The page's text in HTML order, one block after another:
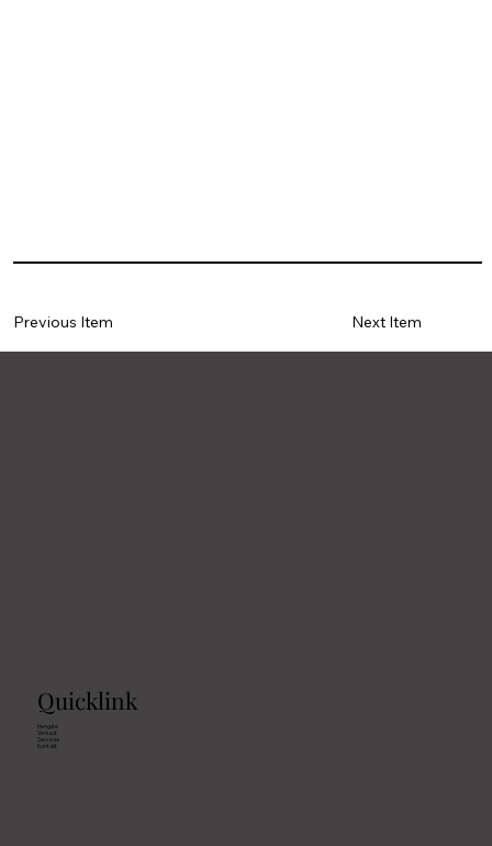
Previous Item Next Item
Quicklink
Hengste
Verkauf
Services
Kontakt